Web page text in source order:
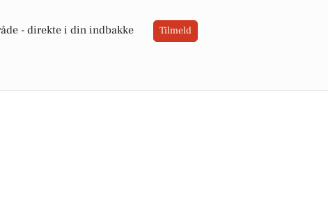
- direkte i din indbakke Tilmeld